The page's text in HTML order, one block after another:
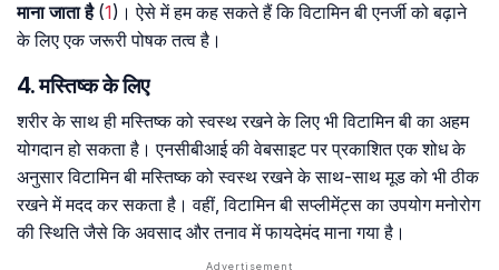
माना जाता है(1)। ऐसे में हम कह सकते हैं कि विटामिन बी एनर्जी को बढ़ाने
के लिए एक जरूरी पोषक तत्व है।
4. मस्तिष्क के लिए
शरीर के साथ ही मस्तिष्क को स्वस्थ रखने के लिए भी विटामिन बी का अहम
योगदान हो सकता है। एनसीबीआई की वेबसाइट पर प्रकाशित एक शोध के
अनुसार विटामिन बी मस्तिष्क को स्वस्थ रखने के साथ-साथ मूड को भी ठीक
रखने में मदद कर सकता है। वहीं, विटामिन बी सप्लीमेंट्स का उपयोग मनोरोग
की स्थिति जैसे कि अवसाद और तनाव में फायदेमंद माना गया है।